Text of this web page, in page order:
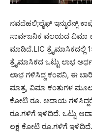
ನವದೆಹಲಿ;ಲೈಫ್ ಇನ್ಶುರೆನ್ಸ್
ಸಾರ್ವಜನಿಕ ವಲಯದ ವಿಮಾ
ಮಾಡಿದೆ.LIC
ತ್ರೈಮಾಸಿಕದ ಒಟ್ಟು ಲಾಭ
ಲಾಭ ಗಳಿಸಿದ್ದ ಕಂಪನಿ, ಈ
ಮಾತ್ರ, ವಿಮಾ ಕಂತುಗಳ
ಕೋಟಿ ರೂ. ಆದಾಯ
ರೂ.ಗಳಿಗೆ ಇಳಿದಿದೆ. ಒಟ್ಟು
ಲಕ್ಷ ಕೋಟಿ ರೂ.ಗಳಿಗೆ